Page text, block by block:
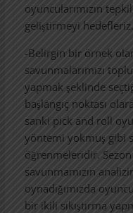
oyuncularımızın
geliştirmeyi hedefleriz.
-Belirgin bir örnek
savunmalarımızı
yapmak şeklinde
başlangıç noktası
sanki pick and roll
yöntemi yokmuş gibi
öğrenmeleridir.
savunmamızın
oynadığımızda
bir ikili sıkıştırma